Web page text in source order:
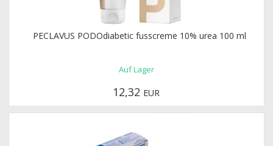
PECLAVUS PODOdiabetic fusscreme 10% urea 100 ml
Auf Lager
12,32 EUR